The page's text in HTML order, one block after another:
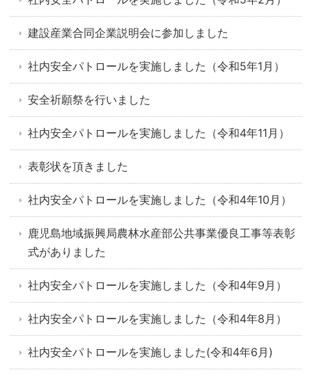
建設産業合同企業説明会に参加しました
社内安全パトロールを実施しました（令和5年1月）
安全祈願祭を行いました
社内安全パトロールを実施しました（令和4年11月）
表彰状を頂きました
社内安全パトロールを実施しました（令和4年10月）
鹿児島地域振興局農林水産部公共事業優良工事等表彰
式がありました
社内安全パトロールを実施しました（令和4年9月）
社内安全パトロールを実施しました（令和4年8月）
社内安全パトロールを実施しました(令和4年6月)